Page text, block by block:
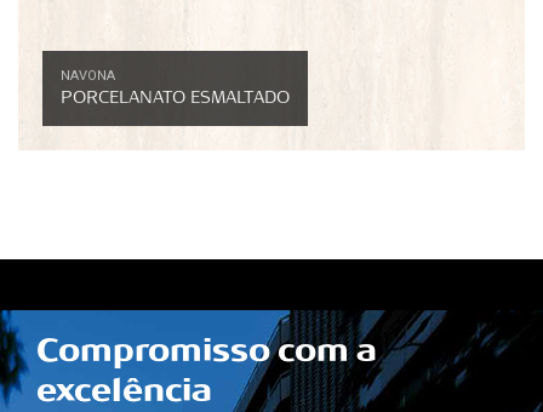
NAVONA
PORCELANATO ESMALTADO
Compromisso com a
excelência